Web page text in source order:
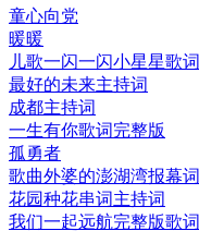
童心向党
暖暖
儿歌一闪一闪小星星歌词
最好的未来主持词
成都主持词
一生有你歌词完整版
孤勇者
歌曲外婆的澎湖湾报幕词
花园种花串词主持词
我们一起远航完整版歌词